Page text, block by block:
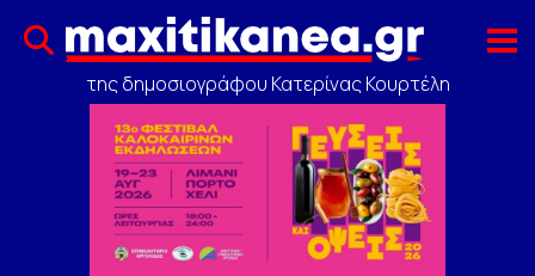
της δημοσιογράφου Κατερίνας Κουρτέλη